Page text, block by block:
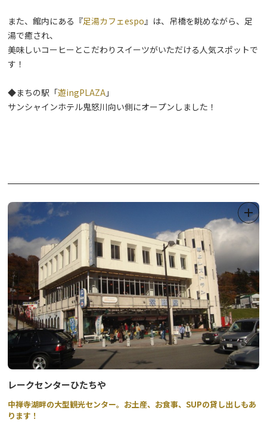
また、館内にある『足湯カフェespo』は、吊橋を眺めながら、足
湯で癒され、
美味しいコーヒーとこだわりスイーツがいただける人気スポットで
す！
◆まちの駅「遊ingPLAZA 」
サンシャインホテル鬼怒川向い側にオープンしました！
レークセンターひたちや
中禅寺湖畔の大型観光センター。お土産、お食事、SUPの貸し出しもあ
ります！